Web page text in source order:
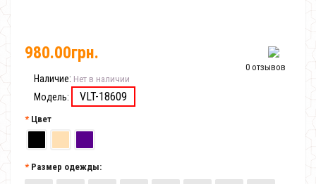
0 отзывов
980.00грн.
Наличие: Нет в наличии
Модель: VLT-18609
Цвет
Размер одежды: